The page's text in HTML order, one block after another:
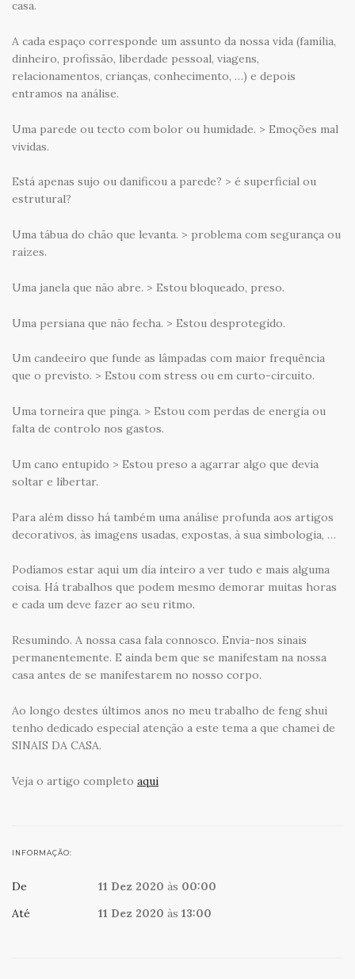
casa.
A cada espaço corresponde um assunto da nossa vida (família,
dinheiro, profissão, liberdade pessoal, viagens,
relacionamentos, crianças, conhecimento, …) e depois
entramos na análise.
Uma parede ou tecto com bolor ou humidade. > Emoções mal
vividas.
Está apenas sujo ou danificou a parede? > é superficial ou
estrutural?
Uma tábua do chão que levanta. > problema com segurança ou
raízes.
Uma janela que não abre. > Estou bloqueado, preso.
Uma persiana que não fecha. > Estou desprotegido.
Um candeeiro que funde as lâmpadas com maior frequência
que o previsto. > Estou com stress ou em curto-circuito.
Uma torneira que pinga. > Estou com perdas de energia ou
falta de controlo nos gastos.
Um cano entupido > Estou preso a agarrar algo que devia
soltar e libertar.
Para além disso há também uma análise profunda aos artigos
decorativos, às imagens usadas, expostas, à sua simbologia, …
Podíamos estar aqui um dia inteiro a ver tudo e mais alguma
coisa. Há trabalhos que podem mesmo demorar muitas horas
e cada um deve fazer ao seu ritmo.
Resumindo. A nossa casa fala connosco. Envia-nos sinais
permanentemente. E ainda bem que se manifestam na nossa
casa antes de se manifestarem no nosso corpo.
Ao longo destes últimos anos no meu trabalho de feng shui
tenho dedicado especial atenção a este tema a que chamei de
SINAIS DA CASA.
Veja o artigo completo aqui
INFORMAÇÃO:
De 11 Dez 2020 às 00:00
Até
11 Dez 2020 às 13:00